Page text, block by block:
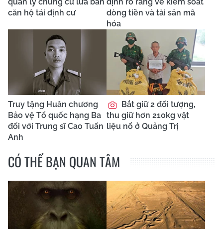
căn hộ tái định cư
dòng tiền và tài sản mã
hóa
Truy tặng Huân chương
Bảo vệ Tổ quốc hạng Ba
đối với Trung sĩ Cao Tuấn
Anh
Bắt giữ 2 đối tượng,
thu giữ hơn 210kg vật
liệu nổ ở Quảng Trị
CÓ THỂ BẠN QUAN TÂM